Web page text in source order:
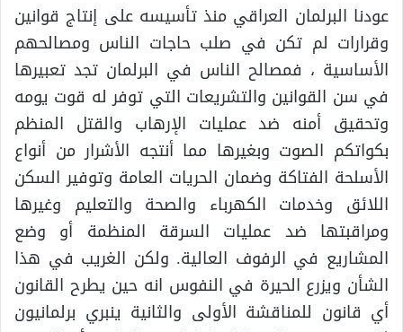
عودنا البرلمان العراقي منذ تأسيسه على إنتاج قوانين
وقرارات لم تكن في صلب حاجات الناس ومصالحهم
الأساسية ، فمصالح الناس في البرلمان تجد تعبيرها
في سن القوانين والتشريعات التي توفر له قوت يومه
وتحقيق أمنه ضد عمليات الإرهاب والقتل المنظم
بكواتكم الصوت وبغيرها مما أنتجه الأشرار من أنواع
الأسلحة الفتاكة وضمان الحريات العامة وتوفير السكن
اللائق وخدمات الكهرباء والصحة والتعليم وغيرها
ومراقبتها ضد عمليات السرقة المنظمة أو وضع
المشاريع في الرفوف العالية. ولكن الغريب في هذا
الشأن ويزرع الحيرة في النفوس انه حين يطرح القانون
أي قانون للمناقشة الأولى والثانية ينبري برلمانيون